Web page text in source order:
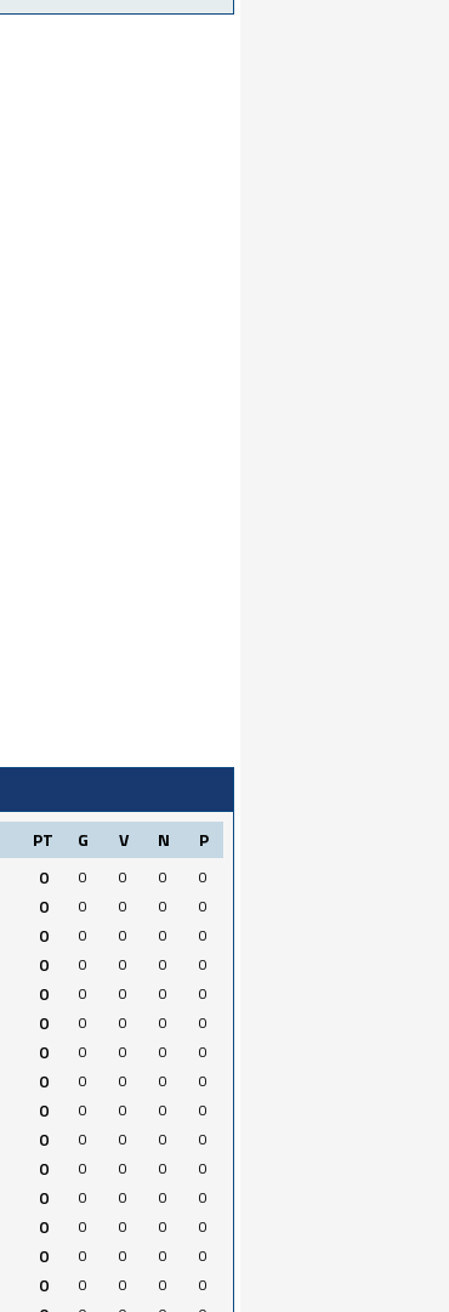
PT G V N P
0 0 0 0
0
0 0 0 0
0
0 0 0 0
0
0 0 0 0
0
0 0 0 0
0
0 0 0 0
0
0 0 0 0
0
0 0 0 0
0
0 0 0 0
0
0 0 0 0
0
0 0 0 0
0
0 0 0 0
0
0 0 0 0
0
0 0 0 0
0
0 0 0 0
0